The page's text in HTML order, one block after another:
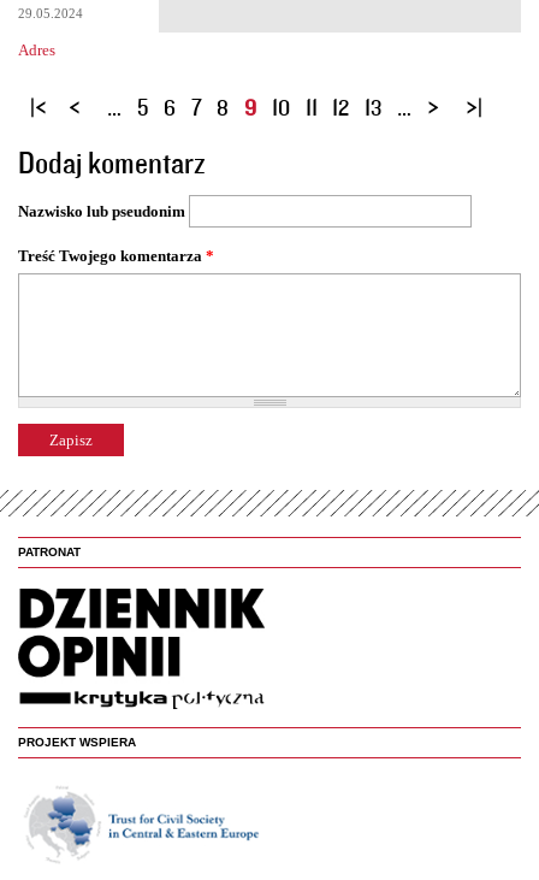
29.05.2024
Adres
S
r
o
n
y
… 5 6 7 8 9 10 11 12 13 …
Dodaj komentarz
Nazwisko lub pseudonim
Treść Twojego komentarza *
PATRONAT
PROJEKT WSPIERA